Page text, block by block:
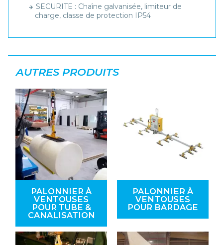
SECURITE : Chaîne galvanisée, limiteur de
charge, classe de protection IP54
AUTRES PRODUITS
PALONNIER À
VENTOUSES
POUR TUBE &
CANALISATION
PALONNIER À
VENTOUSES
POUR BARDAGE